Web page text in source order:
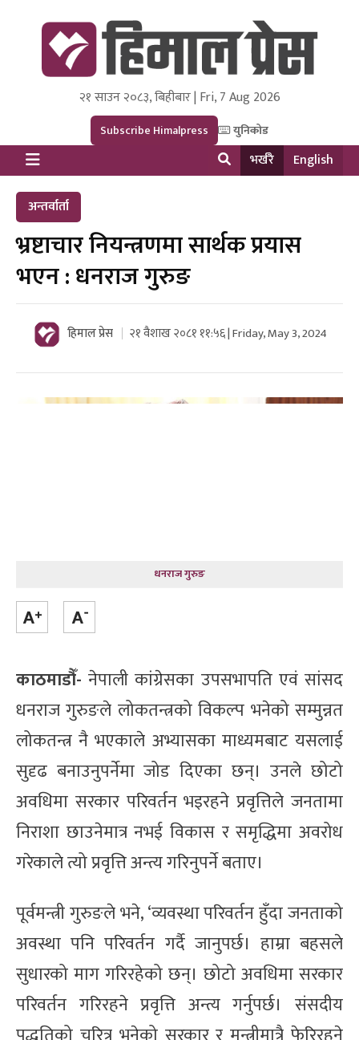
Himal Press
Dot NewsyNepal Media and Research Pvt Ltd.
२१ साउन २०८३, बिहीबार | Fri, 7 Aug 2026
Subscribe Himalpress युनिकोड
भर्खरै English
अन्तर्वार्ता
भ्रष्टाचार नियन्त्रणमा सार्थक प्रयास
भएन : धनराज गुरुङ
हिमाल प्रेस २१ वैशाख २०८१ ११:५६ | Friday, May 3, 2024
धनराज गुरुङ
काठमाडौँ- नेपाली कांग्रेसका उपसभापति एवं सांसद
धनराज गुरुङले लोकतन्त्रको विकल्प भनेको सम्मुन्नत
लोकतन्त्र नै भएकाले अभ्यासका माध्यमबाट यसलाई
सुदृढ बनाउनुपर्नेमा जोड दिएका छन्। उनले छोटो
अवधिमा सरकार परिवर्तन भइरहने प्रवृत्तिले जनतामा
निराशा छाउनेमात्र नभई विकास र समृद्धिमा अवरोध
गरेकाले त्यो प्रवृत्ति अन्त्य गरिनुपर्ने बताए।
पूर्वमन्त्री गुरुङले भने, ‘व्यवस्था परिवर्तन हुँदा जनताको
अवस्था पनि परिवर्तन गर्दै जानुपर्छ। हाम्रा बहसले
सुधारको माग गरिरहेको छन्। छोटो अवधिमा सरकार
परिवर्तन गरिरहने प्रवृत्ति अन्त्य गर्नुपर्छ। संसदीय